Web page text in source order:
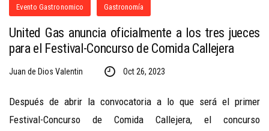
Evento Gastronomico Gastronomía
United Gas anuncia oficialmente a los tres jueces
para el Festival-Concurso de Comida Callejera
Juan de Dios Valentin Oct 26, 2023
Después de abrir la convocatoria a lo que será el primer
Festival-Concurso de Comida Callejera, el concurso